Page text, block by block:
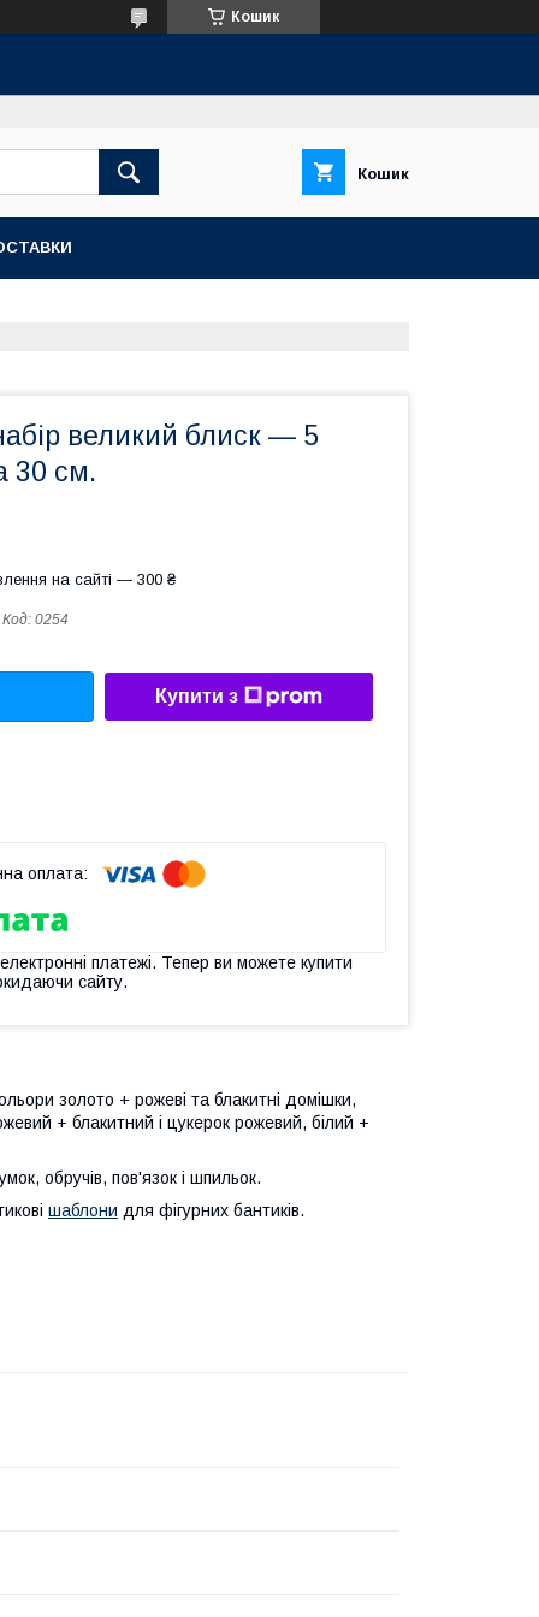
Кошик
Кошик
великий блиск — 5
30 см.
на сайті — 300 ₴
Код: 0254
Купити з
платежі. Тепер ви можете купити
сайту.
золото + рожеві та блакитні домішки,
+ блакитний і цукерок рожевий, білий +
обручів, пов'язок і шпильок.
шаблони для фігурних бантиків.